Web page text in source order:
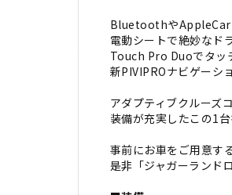
Bluetoothや
電動シートで絶妙なド
Touch Pro Duoでタッ
新PIVIPROナビゲーシ
アダプティブクルーズ
装備が充実したこの1
事前にお車をご用意す
是非「ジャガーランド